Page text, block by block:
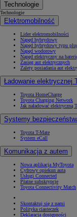
Technologie
Technologie
Elektromobilność
Lider elektromobilności
Napęd hybrydowy
Napęd hybrydowy typu
Napęd wodorowy
Napęd elektryczny na
Zasięg aut elektrycznych
Zalety posiadania aut
Ładowanie elektrycznej
Toyota HomeCharge
Toyota Charging Network
Jak naładować elektryczną
Systemy
Toyota T-Mate
System eCall
Komunikacja z autem
Nowa aplikacja MyToyota
Cyfrowy opiekun auta
Usługi Connected
Płatne subskrypcje
Toyota Connectivity Match
Skontaktuj się z nami
Polityka ciasteczek
Deklaracja dostępności